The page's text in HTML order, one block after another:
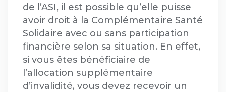
de l’ASI, il est possible qu’elle puisse
avoir droit à la Complémentaire Santé
Solidaire avec ou sans participation
financière selon sa situation. En effet,
si vous êtes bénéficiaire de
l’allocation supplémentaire
d’invalidité, vous devez recevoir un